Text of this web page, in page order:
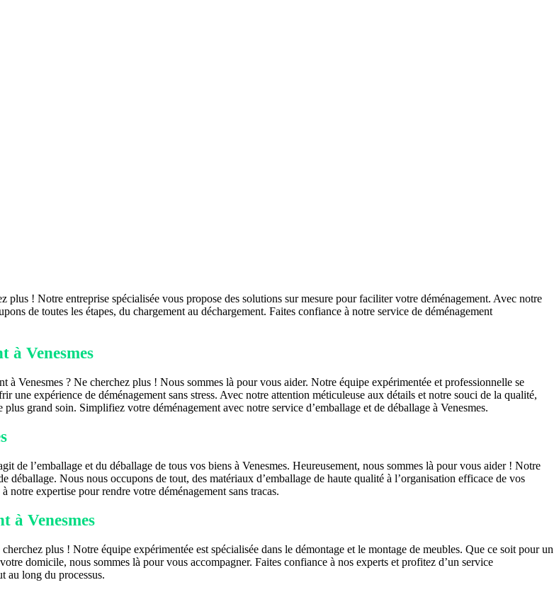
plus ! Notre entreprise spécialisée vous propose des solutions sur mesure pour faciliter votre déménagement. Avec notre
de toutes les étapes, du chargement au déchargement. Faites confiance à notre service de déménagement
à Venesmes
Venesmes ? Ne cherchez plus ! Nous sommes là pour vous aider. Notre équipe expérimentée et professionnelle se
une expérience de déménagement sans stress. Avec notre attention méticuleuse aux détails et notre souci de la qualité,
grand soin. Simplifiez votre déménagement avec notre service d’emballage et de déballage à Venesmes.
de l’emballage et du déballage de tous vos biens à Venesmes. Heureusement, nous sommes là pour vous aider ! Notre
déballage. Nous nous occupons de tout, des matériaux d’emballage de haute qualité à l’organisation efficace de vos
expertise pour rendre votre déménagement sans tracas.
à Venesmes
plus ! Notre équipe expérimentée est spécialisée dans le démontage et le montage de meubles. Que ce soit pour un
domicile, nous sommes là pour vous accompagner. Faites confiance à nos experts et profitez d’un service
au long du processus.